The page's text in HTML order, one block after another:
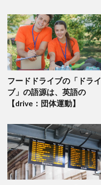
フードドライブの「ドライ
ブ」の語源は、英語の
【drive：団体運動】